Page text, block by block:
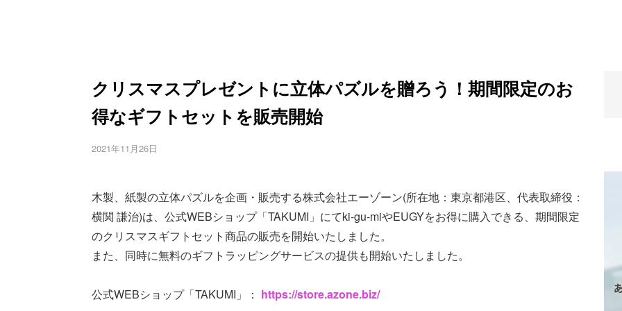
クリスマスプレゼントに立体パズルを贈ろう！期間限定のお
得なギフトセットを販売開始
2021年11月26日
木製、紙製の立体パズルを企画・販売する株式会社エーゾーン(所在地：東京都港区、代表取締役：
横関 謙治)は、公式WEBショップ「TAKUMI」にてki-gu-miやEUGYをお得に購入できる、期間限定
のクリスマスギフトセット商品の販売を開始いたしました。
また、同時に無料のギフトラッピングサービスの提供も開始いたしました。
公式WEBショップ「TAKUMI」： https://store.azone.biz/